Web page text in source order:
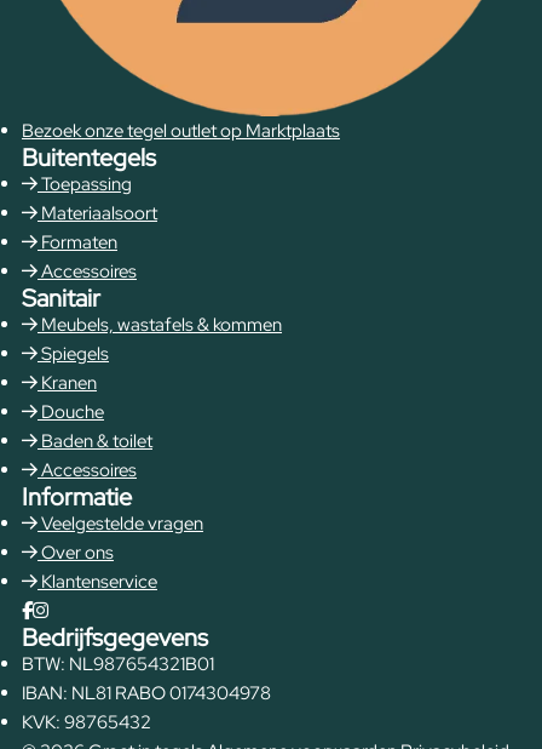
Bezoek onze tegel outlet op Marktplaats
Buitentegels
Toepassing
Materiaalsoort
Formaten
Accessoires
Sanitair
Meubels, wastafels & kommen
Spiegels
Kranen
Douche
Baden & toilet
Accessoires
Informatie
Veelgestelde vragen
Over ons
Klantenservice
Bedrijfsgegevens
BTW: NL987654321B01
IBAN: NL81 RABO 0174304978
KVK: 98765432